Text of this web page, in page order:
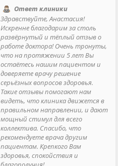
Ответ клиники
Здравствуйте, Анастасия!
Искренне благодарим за столь
развёрнутый и тёплый отзыв о
работе доктора! Очень тронуты,
что на протяжении 5 лет Вы
остаётесь нашим пациентом и
доверяете врачу решение
серьёзных вопросов здоровья.
Такие отзывы помогают нам
видеть, что клиника движется в
правильном направлении, и дают
мощный стимул для всего
коллектива. Спасибо, что
рекомендуете врача другим
пациентам. Крепкого Вам
здоровья, спокойствия и